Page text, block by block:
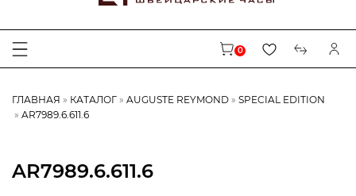
0
ГЛАВНАЯ КАТАЛОГ AUGUSTE REYMOND
SPECIAL EDITION
AR7989.6.611.6
AR7989.6.611.6